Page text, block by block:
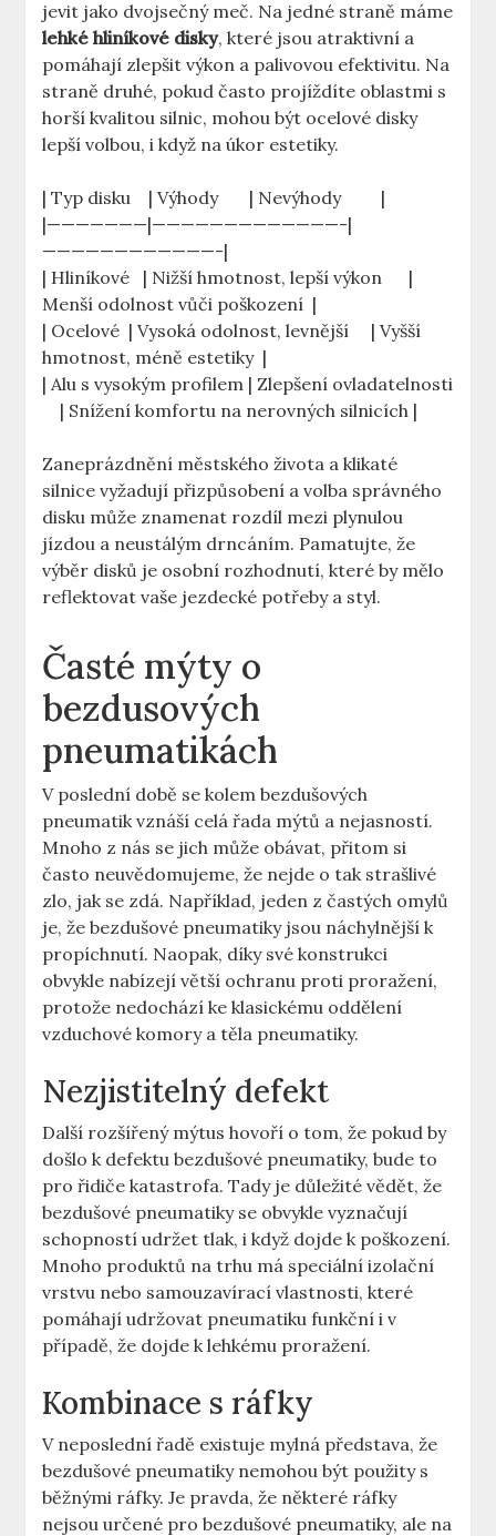
jevit jako dvojsečný meč. Na ⁢jedné straně ​máme
lehké⁣ hliníkové disky, které jsou atraktivní a
pomáhají ‍zlepšit výkon⁣ a palivovou efektivitu. Na
straně ‌druhé, ‍pokud často projíždíte oblastmi s
⁤horší⁤ kvalitou silnic, mohou být​ ocelové disky
lepší volbou, i když‌ na ⁢úkor estetiky.
|‌ Typ disku ‌ ⁣ ⁤ | ⁣Výhody ‍ ‍ ​ ⁢ ⁣ ‍‌ | Nevýhody ‌⁤ ‍ ⁤ ‍ ​ ⁢ ⁣ ⁢ |
|———————|—————————————-|
————————————-|
| Hliníkové ⁤ ⁢ | Nižší hmotnost, lepší výkon ​ ‌ ⁢ ⁤ ⁤ |
Menší odolnost vůči​ poškození ‌ ⁢|
| Ocelové⁣ ‌ | Vysoká odolnost, levnější ⁢ ‍ ⁢⁤ ​ |⁤ Vyšší
hmotnost, méně estetiky ‌ |
| Alu ⁣s vysokým profilem | Zlepšení ovladatelnosti
‌ ‌ ​ ‍ | Snížení komfortu ‌na ⁣nerovných ‌silnicích |
Zaneprázdnění městského života ​a‌ klikaté
silnice vyžadují přizpůsobení a volba správného
disku může‍ znamenat rozdíl mezi plynulou
jízdou a neustálým drncáním. Pamatujte, že‍
výběr disků je‍ osobní⁤ rozhodnutí, které by mělo
reflektovat vaše​ jezdecké potřeby a styl.
Časté ‌mýty‍ o⁤
bezdusových‍
pneumatikách
V poslední ‌době se kolem bezdušových
pneumatik vznáší celá ​řada mýtů a⁣ nejasností.
⁣Mnoho z nás se‌ jich může obávat, přitom si
často neuvědomujeme, že nejde o tak strašlivé
zlo, jak se zdá. Například, jeden z ⁢častých omylů
je, že bezdušové pneumatiky jsou⁢ náchylnější‌ k
propíchnutí. Naopak, díky své konstrukci
obvykle nabízejí⁣ větší ochranu proti proražení, ​
protože ‍nedochází ke ⁤klasickému oddělení
vzduchové ⁢komory a ‌těla pneumatiky.
Nezjistitelný defekt
Další rozšířený mýtus hovoří o ​tom, že pokud by
došlo k defektu bezdušové ‍pneumatiky, bude⁣ to
⁣pro řidiče katastrofa. Tady ⁣je‌ důležité ⁤vědět, ⁤že
bezdušové pneumatiky⁢ se obvykle ⁢vyznačují⁤
schopností udržet tlak, i ⁤když ​dojde k⁣ poškození.
Mnoho produktů na⁣ trhu má speciální izolační
vrstvu nebo samouzavírací vlastnosti, které‍
pomáhají ⁤udržovat pneumatiku‍ funkční ⁢i ⁢v
případě, že dojde⁤ k lehkému ⁢proražení.
Kombinace s⁣ ráfky
V neposlední řadě existuje mylná představa, že
bezdušové ‌pneumatiky nemohou být použity s
běžnými ráfky. ⁤Je pravda, ⁤že některé ráfky
nejsou ​určené pro bezdušové pneumatiky, ‌ale na